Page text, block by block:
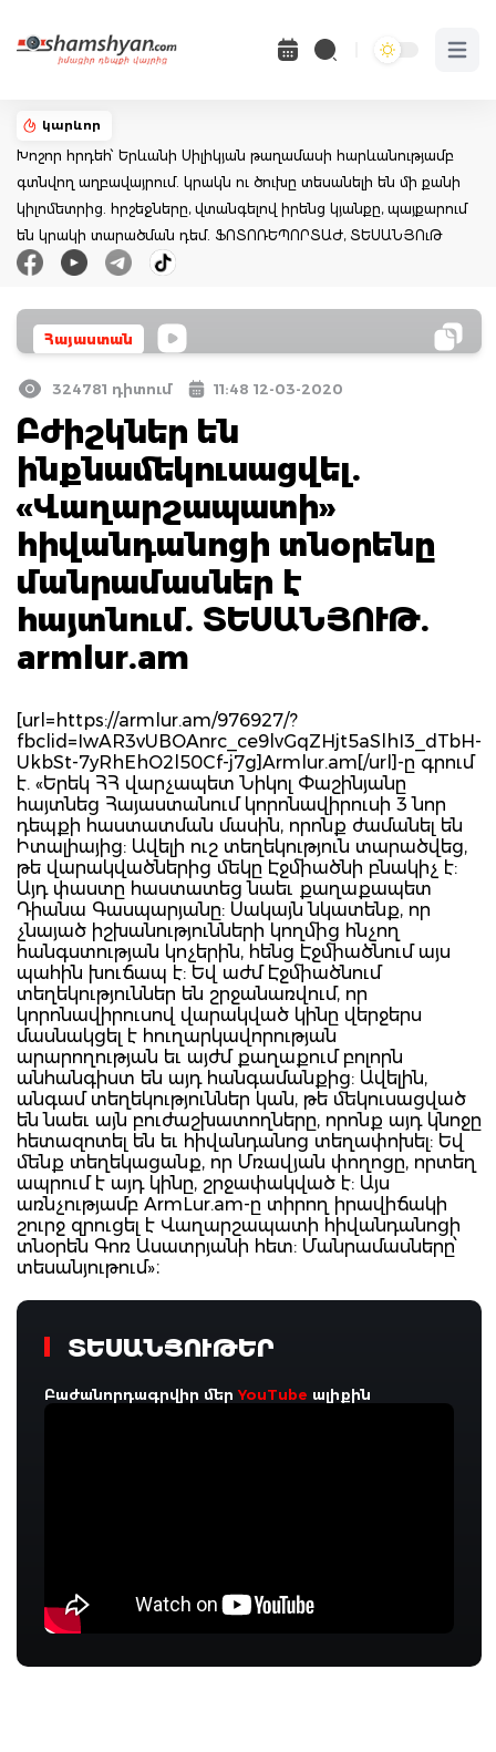
Open
կարևոր
Խոշոր հրդեհ՝ Երևանի Սիլիկյան թաղամասի հարևանությամբ
գտնվող աղբավայրում. կրակն ու ծուխը տեսանելի են մի քանի
կիլոմետրից. հրշեջները, վտանգելով իրենց կյանքը, պայքարում
են կրակի տարածման դեմ. ՖՈՏՈՌԵՊՈՐՏԱԺ, ՏԵՍԱՆՅՈւԹ
Հայաստան
324781 դիտում 11:48 12-03-2020
Բժիշկներ են
ինքնամեկուսացվել.
«Վաղարշապատի»
հիվանդանոցի տնօրենը
մանրամասներ է
հայտնում. ՏԵՍԱՆՅՈՒԹ.
armlur.am
[url=https://armlur.am/976927/?
fbclid=IwAR3vUBOAnrc_ce9lvGqZHjt5aSlhI3_dTbH-
UkbSt-7yRhEhO2l50Cf-j7g]Armlur.am[/url]-ը գրում
է. «Երեկ ՀՀ վարչապետ Նիկոլ Փաշինյանը
հայտնեց Հայաստանում կորոնավիրուսի 3 նոր
դեպքի հաստատման մասին, որոնք ժամանել են
Իտալիայից: Ավելի ուշ տեղեկություն տարածվեց,
թե վարակվածներից մեկը Էջմիածնի բնակիչ է:
Այդ փաստը հաստատեց նաեւ քաղաքապետ
Դիանա Գասպարյանը: Սակայն նկատենք, որ
չնայած իշխանությունների կողմից հնչող
հանգստության կոչերին, հենց Էջմիածնում այս
պահին խուճապ է: Եվ աժմ Էջմիածնում
տեղեկություններ են շրջանառվում, որ
կորոնավիրուսով վարակված կինը վերջերս
մասնակցել է հուղարկավորության
արարողության եւ այժմ քաղաքում բոլորն
անհանգիստ են այդ հանգամանքից: Ավելին,
անգամ տեղեկություններ կան, թե մեկուսացված
են նաեւ այն բուժաշխատողները, որոնք այդ կնոջը
հետազոտել են եւ հիվանդանոց տեղափոխել: Եվ
մենք տեղեկացանք, որ Մռավյան փողոցը, որտեղ
ապրում է այդ կինը, շրջափակված է: Այս
առնչությամբ ArmLur.am-ը տիրող իրավիճակի
շուրջ զրուցել է Վաղարշապատի հիվանդանոցի
տնօրեն Գոռ Ասատրյանի հետ: Մանրամասները՝
տեսանյութում»։
ՏԵՍԱՆՅՈՒԹԵՐ
Բաժանորդագրվիր մերYouTube ալիքին